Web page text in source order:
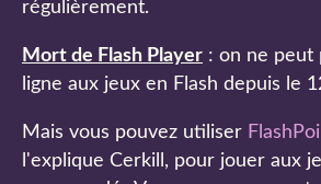
régulièrement.
Mort de Flash Player : on ne peut
ligne aux jeux en Flash depuis le
Mais vous pouvez utiliser
l'explique Cerkill, pour jouer aux